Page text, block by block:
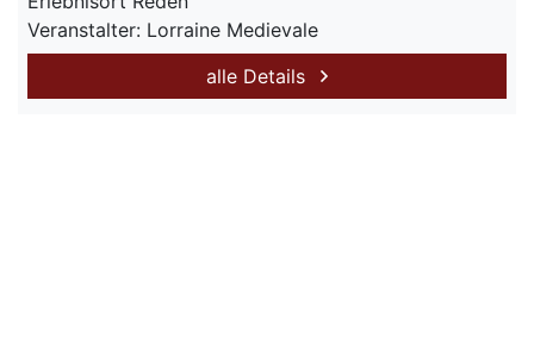
Veranstalter: Lorraine Medievale
alle Details